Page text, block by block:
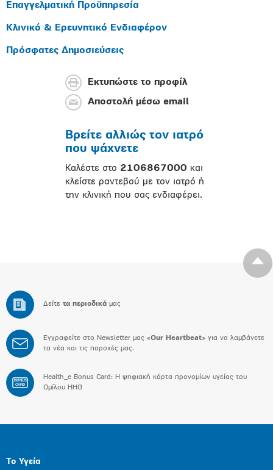
Επαγγελματική Προϋπηρεσία
Κλινικό & Ερευνητικό Ενδιαφέρον
Πρόσφατες Δημοσιεύσεις
Εκτυπώστε το προφίλ
Αποστολή μέσω email
Βρείτε αλλιώς τον ιατρό
που ψάχνετε
Καλέστε στο 2106867000 και
κλείστε ραντεβού με τον ιατρό ή
την κλινική που σας ενδιαφέρει.
Δείτε τα περιοδικά μας
Εγγραφείτε στο Newsletter μας «Our Heartbeat» για να λαμβάνετε
τα νέα και τις παροχές μας.
BONUS
CARD
Health_e Bonus Card: H ψηφιακή κάρτα προνομίων υγείας του
Ομίλου HHG
Το Υγεία